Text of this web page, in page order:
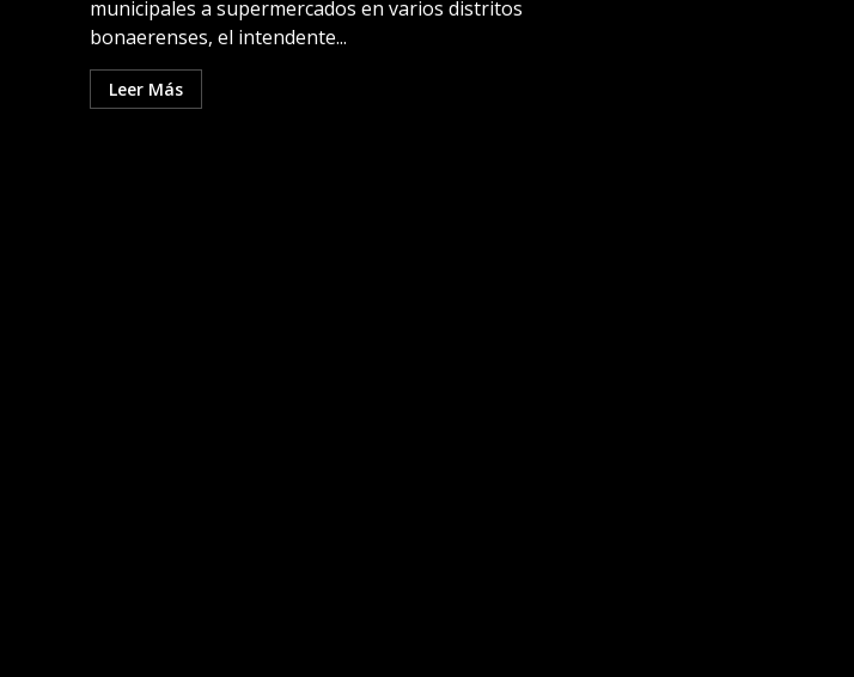
municipales a supermercados en varios distritos
bonaerenses, el intendente...
Leer Más